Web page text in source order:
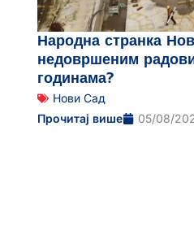
Народна странка
недовршеним
годинама?
Нови Сад
Прочитај више
05/08/